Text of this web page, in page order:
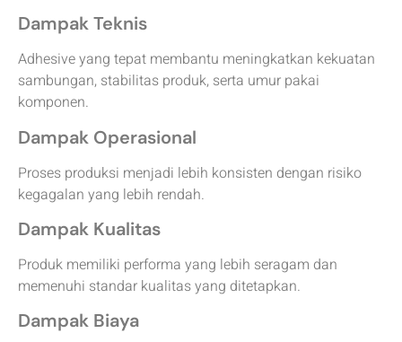
Dampak Teknis
Adhesive yang tepat membantu meningkatkan kekuatan
sambungan, stabilitas produk, serta umur pakai
komponen.
Dampak Operasional
Proses produksi menjadi lebih konsisten dengan risiko
kegagalan yang lebih rendah.
Dampak Kualitas
Produk memiliki performa yang lebih seragam dan
memenuhi standar kualitas yang ditetapkan.
Dampak Biaya